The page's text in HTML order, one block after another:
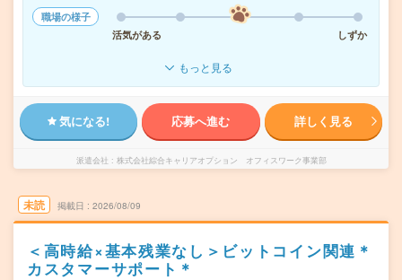
職場の様子
活気がある
しずか
もっと見る
気になる! 応募へ進む 詳しく見る
派遣会社 株式会社綜合キャリアオプション オフィスワーク事業部
未読 掲載日 2026/08/09
＜高時給×基本残業なし＞ビットコイン関連＊
カスタマーサポート＊